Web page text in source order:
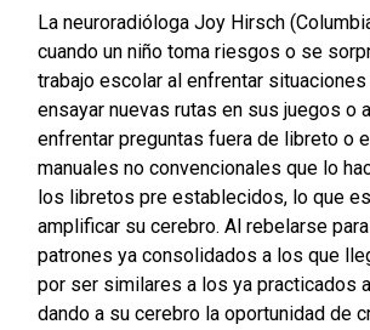
La neuroradióloga Joy Hirsch
cuando un niño toma riesgos o se
trabajo escolar al enfrentar
ensayar nuevas rutas en sus juegos o
enfrentar preguntas fuera de libreto o
manuales no convencionales que lo
los libretos pre establecidos, lo que
amplificar su cerebro. Al rebelarse
patrones ya consolidados a los que
por ser similares a los ya practicados
dando a su cerebro la oportunidad de